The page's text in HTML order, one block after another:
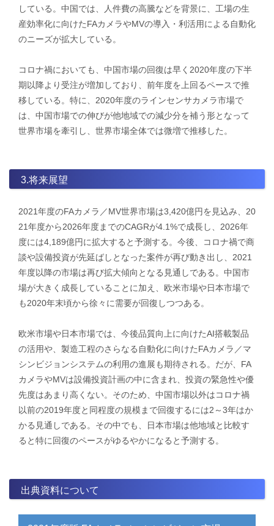
している。中国では、人件費の高騰などを背景に、工場の生
産効率化に向けたFAカメラやMVの導入・利活用による自動化
のニーズが拡大している。
コロナ禍においても、中国市場の回復は早く2020年度の下半
期以降より受注が増加しており、前年度を上回るペースで推
移している。特に、2020年度のラインセンサカメラ市場で
は、中国市場での伸びが他地域での減少分を補う形となって
世界市場を牽引し、世界市場全体では微増で推移した。
3.将来展望
2021年度のFAカメラ／MV世界市場は3,420億円を見込み、20
21年度から2026年度までのCAGRが4.1%で成長し、2026年
度には4,189億円に拡大すると予測する。今後、コロナ禍で商
談や設備投資が先延ばしとなった案件が再び動き出し、2021
年度以降の市場は再び拡大傾向となる見通しである。中国市
場が大きく成長していることに加え、欧米市場や日本市場で
も2020年末頃から徐々に需要が回復しつつある。
欧米市場や日本市場では、今後品質向上に向けたAI搭載製品
の活用や、製造工程のさらなる自動化に向けたFAカメラ／マ
シンビジョンシステムの利用の進展も期待される。だが、FA
カメラやMVは設備投資計画の中に含まれ、投資の緊急性や優
先度はあまり高くない。そのため、中国市場以外はコロナ禍
以前の2019年度と同程度の規模まで回復するには2～3年はか
かる見通しである。その中でも、日本市場は他地域と比較す
ると特に回復のペースがゆるやかになると予測する。
出典資料について